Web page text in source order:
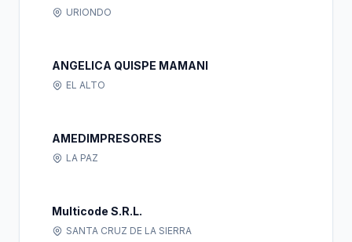
URIONDO
ANGELICA QUISPE MAMANI
EL ALTO
AMEDIMPRESORES
LA PAZ
Multicode S.R.L.
SANTA CRUZ DE LA SIERRA